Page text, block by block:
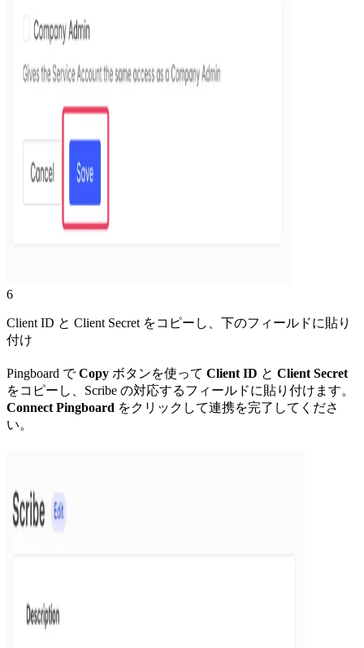
6
Client ID と Client Secret をコピーし、下のフィールドに貼り
付け
Pingboard でCopy ボタンを使って Client ID と Client Secret
をコピーし、Scribe の対応するフィールドに貼り付けます。
Connect Pingboard をクリックして連携を完了してくださ
い。